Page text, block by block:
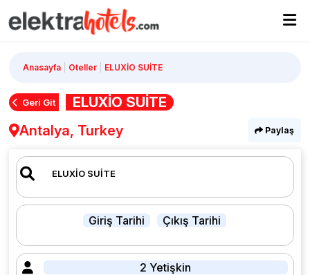
Anasayfa Oteller ELUXİO SUİTE
Geri Git
ELUXİO SUİTE
Antalya, Turkey
Paylaş
Giriş Tarihi Çıkış Tarihi
2 Yetişkin